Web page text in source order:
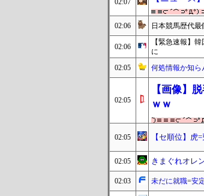
02:07
02:06 日本競馬歴代最
02:06
【緊急速報】
に
02:05 何処情報か知ら
02:05
【画像】
ｗｗ
02:05 【セ順位】虎
02:05 きまぐれオレ
02:03 未だに就職=安